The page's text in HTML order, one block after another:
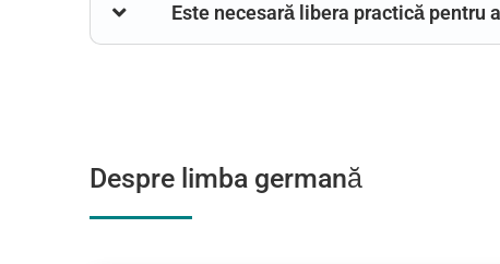
Este necesară libera practică pentru
Despre limba germană